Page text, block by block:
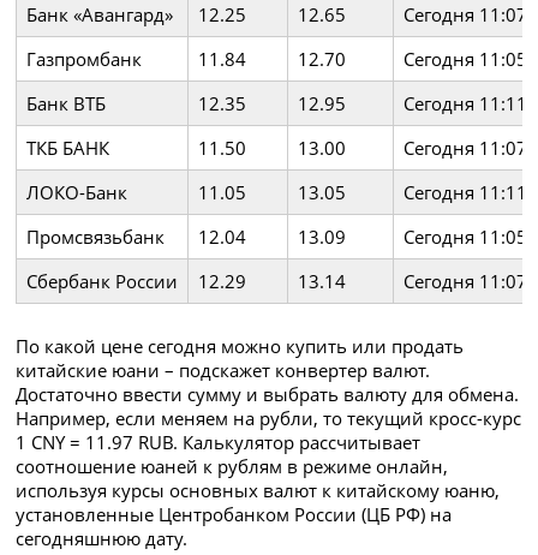
Банк «Авангард»
12.25 12.65
Сегодня 11:07
Газпромбанк
11.84 12.70
Сегодня 11:05
Банк ВТБ
12.35 12.95
Сегодня 11:11
ТКБ БАНК
11.50 13.00
Сегодня 11:07
ЛОКО-Банк
11.05 13.05
Сегодня 11:11
Промсвязьбанк
12.04 13.09
Сегодня 11:05
Сбербанк России
12.29 13.14 Сегодня 11:07
По какой цене сегодня можно купить или продать
китайские юани – подскажет конвертер валют.
Достаточно ввести сумму и выбрать валюту для обмена.
Например, если меняем на рубли, то текущий кросс-курс
1 CNY = 11.97 RUB. Калькулятор рассчитывает
соотношение юаней к рублям в режиме онлайн,
используя курсы основных валют к китайскому юаню,
установленные Центробанком России (ЦБ РФ) на
сегодняшнюю дату.